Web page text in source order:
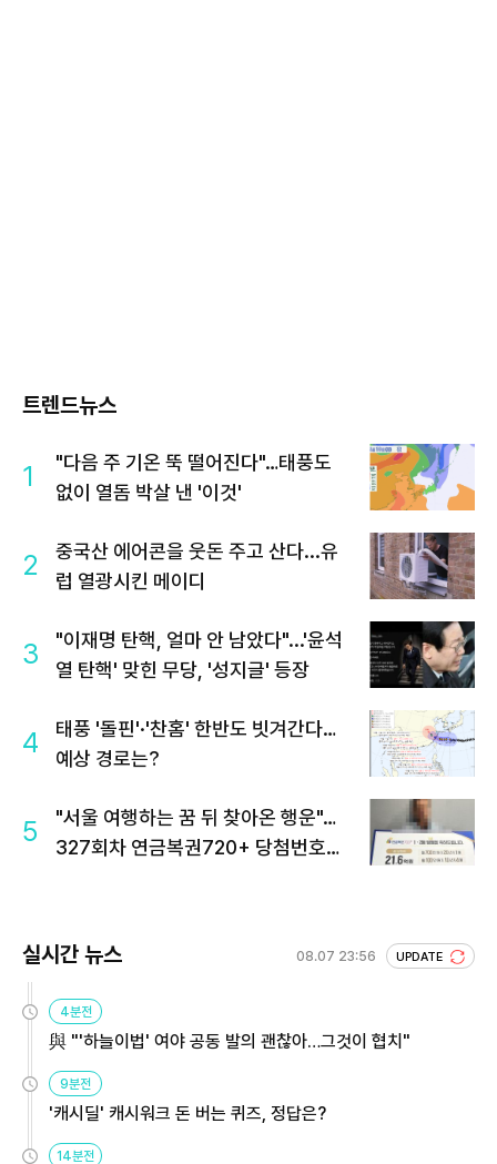
트렌드뉴스
1
"다음 주 기온 뚝 떨어진다"…태풍도
없이 열돔 박살 낸 '이것'
2
중국산 에어콘을 웃돈 주고 산다...유
럽 열광시킨 메이디
3
"이재명 탄핵, 얼마 안 남았다"...'윤석
열 탄핵' 맞힌 무당, '성지글' 등장
4
태풍 '돌핀'·'찬홈' 한반도 빗겨간다…
예상 경로는?
5
"서울 여행하는 꿈 뒤 찾아온 행운"…
327회차 연금복권720+ 당첨번호조
실시간 뉴스 08.07 23:56 UPDATE
4분전
與 "'하늘이법' 여야 공동 발의 괜찮아…그것이 협치"
9분전
'캐시딜' 캐시워크 돈 버는 퀴즈, 정답은?
14분전